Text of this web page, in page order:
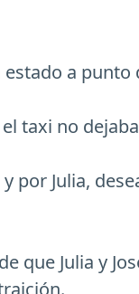
a
taxi no
por Julia,
que Julia y